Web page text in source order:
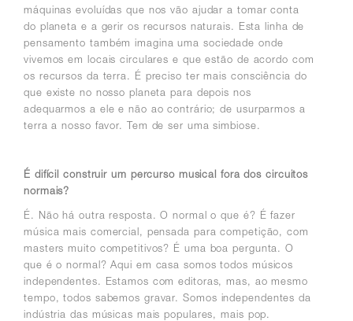
máquinas evoluídas que nos vão ajudar a tomar conta
do planeta e a gerir os recursos naturais. Esta linha de
pensamento também imagina uma sociedade onde
vivemos em locais circulares e que estão de acordo com
os recursos da terra. É preciso ter mais consciência do
que existe no nosso planeta para depois nos
adequarmos a ele e não ao contrário; de usurparmos a
terra a nosso favor. Tem de ser uma simbiose.
É difícil construir um percurso musical fora dos circuitos
normais?
É. Não há outra resposta. O normal o que é? É fazer
música mais comercial, pensada para competição, com
masters muito competitivos? É uma boa pergunta. O
que é o normal? Aqui em casa somos todos músicos
independentes. Estamos com editoras, mas, ao mesmo
tempo, todos sabemos gravar.Somos independentes da
indústria das músicas mais populares, mais pop.